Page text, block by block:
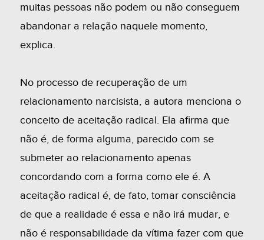
muitas pessoas não podem ou não conseguem
abandonar a relação naquele momento,
explica.
No processo de recuperação de um
relacionamento narcisista, a autora menciona o
conceito de aceitação radical. Ela afirma que
não é, de forma alguma, parecido com se
submeter ao relacionamento apenas
concordando com a forma como ele é. A
aceitação radical é, de fato, tomar consciência
de que a realidade é essa e não irá mudar, e
não é responsabilidade da vítima fazer com que